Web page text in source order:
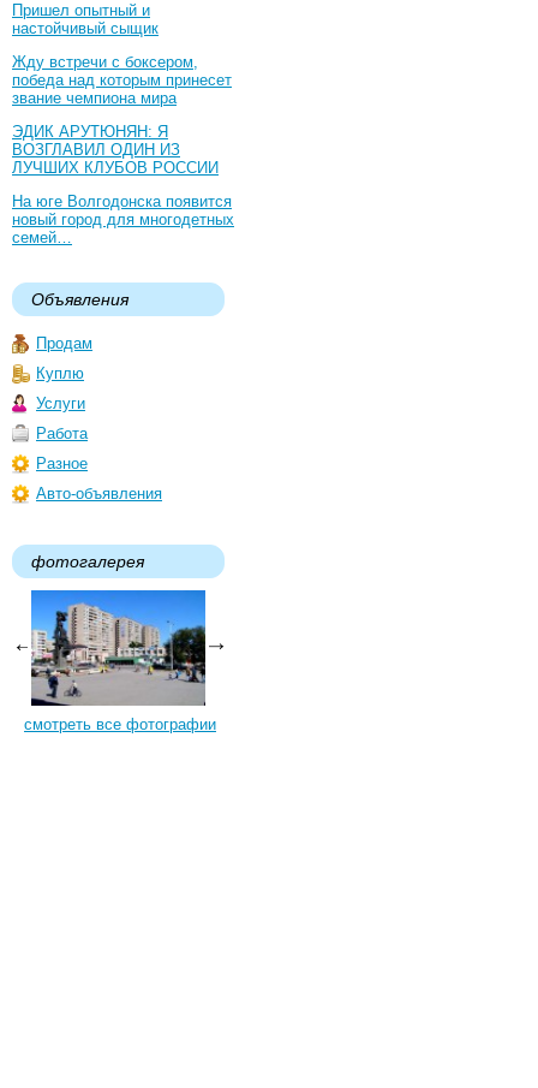
Пришел опытный и
настойчивый сыщик
Жду встречи с боксером,
победа над которым принесет
звание чемпиона мира
ЭДИК АРУТЮНЯН: Я
ВОЗГЛАВИЛ ОДИН ИЗ
ЛУЧШИХ КЛУБОВ РОССИИ
На юге Волгодонска появится
новый город для многодетных
семей…
Объявления
Продам
Куплю
Услуги
Работа
Разное
Авто-объявления
фотогалерея
смотреть все фотографии